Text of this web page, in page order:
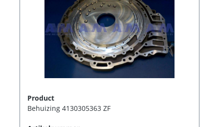
Product
Behuizing 4130305363 ZF